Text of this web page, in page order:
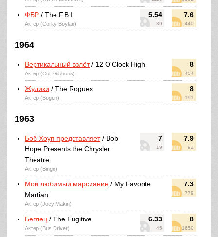
5.54
39
7.6
440
ФБР / The F.B.I.
Актер (Corky Boylan)
1964
8
434
Вертикальный взлёт/ 12 O'Clock High
Актер (Col. Gibbons)
8
191
Жулики / The Rogues
Актер (Bogen)
1963
7
19
7.9
92
Боб Хоуп представляет/ Bob
Hope Presents the Chrysler
Theatre
Актер (Bingo)
7.3
779
Мой любимый марсианин / My Favorite
Martian
Актер (Joey Makin)
6.33
45
8
1650
Беглец / The Fugitive
Актер (Bus Driver)